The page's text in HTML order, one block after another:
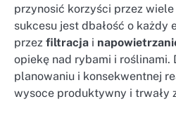
przynosić korzyści przez
sukcesu jest dbałość o każdy
przez filtracja i
opiekę nad rybami i roślinami.
planowaniu i konsekwentnej
wysoce produktywny i trwały